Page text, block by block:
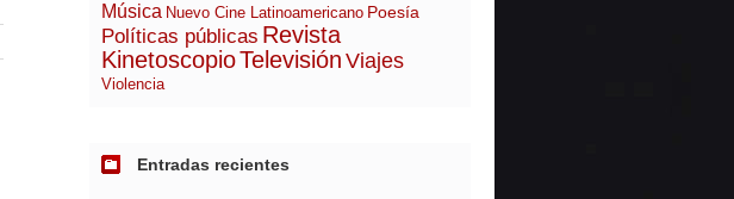
Música Nuevo Cine Latinoamericano Poesía
Políticas públicas Revista
KinetoscopioTelevisiónViajes
Violencia
Entradas recientes